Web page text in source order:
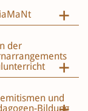
der
und
Bildung